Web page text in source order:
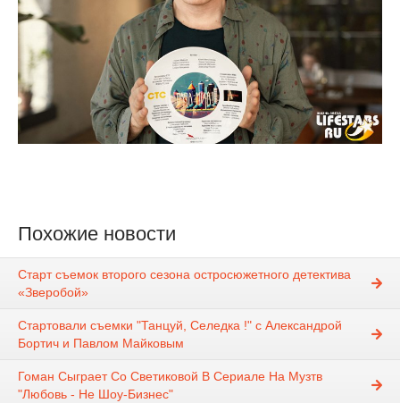
Похожие новости
Старт съемок второго сезона остросюжетного детектива
«Зверобой»
Стартовали съемки "Танцуй, Селедка !" с Александрой
Бортич и Павлом Майковым
Гоман Сыграет Со Светиковой В Сериале На Музтв
"Любовь - Не Шоу-Бизнес"